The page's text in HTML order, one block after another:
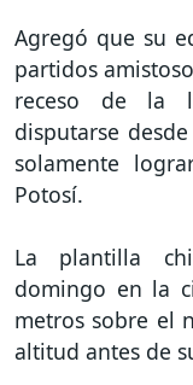
Agregó que su
partidos
receso de la
disputarse
solamente
Potosí.
La plantilla
domingo en la
metros sobre el
altitud antes de